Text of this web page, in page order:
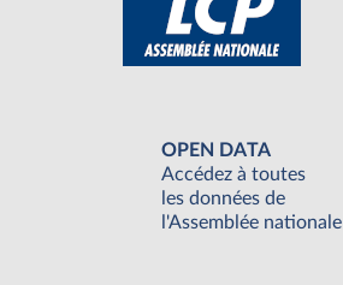
OPEN DATA
Accédez à toutes
les données de
l'Assemblée nationale